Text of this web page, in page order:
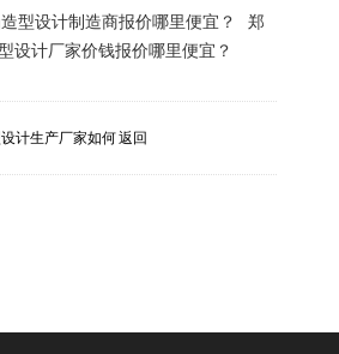
型设计制造商报价哪里便宜？
郑
设计厂家价钱报价哪里便宜？
计生产厂家如何返回